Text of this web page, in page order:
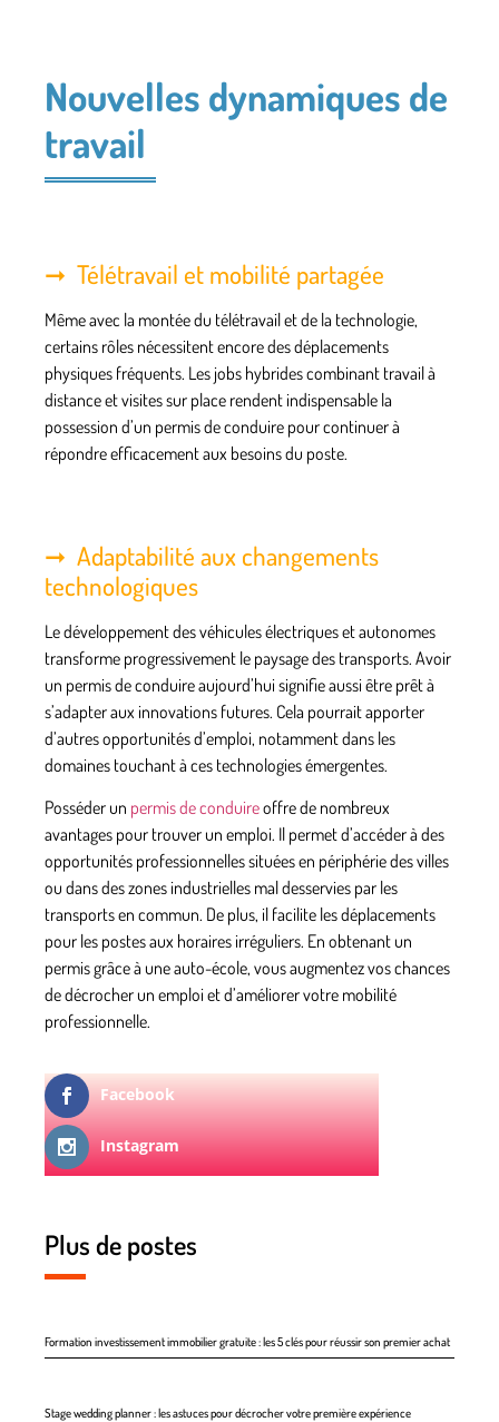
Nouvelles dynamiques de
travail
Télétravail et mobilité partagée
Même avec la montée du télétravail et de la technologie,
certains rôles nécessitent encore des déplacements
physiques fréquents. Les jobs hybrides combinant travail à
distance et visites sur place rendent indispensable la
possession d’un permis de conduire pour continuer à
répondre efficacement aux besoins du poste.
Adaptabilité aux changements
technologiques
Le développement des véhicules électriques et autonomes
transforme progressivement le paysage des transports. Avoir
un permis de conduire aujourd’hui signifie aussi être prêt à
s’adapter aux innovations futures. Cela pourrait apporter
d’autres opportunités d’emploi, notamment dans les
domaines touchant à ces technologies émergentes.
Posséder un permis de conduireoffre de nombreux
avantages pour trouver un emploi. Il permet d’accéder à des
opportunités professionnelles situées en périphérie des villes
ou dans des zones industrielles mal desservies par les
transports en commun. De plus, il facilite les déplacements
pour les postes aux horaires irréguliers. En obtenant un
permis grâce à une auto-école, vous augmentez vos chances
de décrocher un emploi et d’améliorer votre mobilité
professionnelle.
Facebook
Instagram
Plus de postes
Formation investissement immobilier gratuite : les 5 clés pour réussir son premier achat
Stage wedding planner : les astuces pour décrocher votre première expérience